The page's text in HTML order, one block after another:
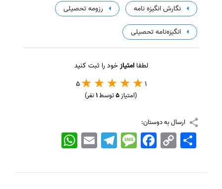
نگارش انگیزه نامه رزومه تحصیلی
انگیزه‌نامه تحصیلی
لطفاامتیازخود را ثبت کنید
1
5
(امتیاز5توسط1نفر)
ارسال به دوستان:
WhatsApp EmailTelegramMessageFacebook Copy
Link
اشتراک